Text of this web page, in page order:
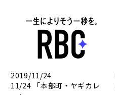
2019/11/24
11/24 「本部町・ヤギカレ